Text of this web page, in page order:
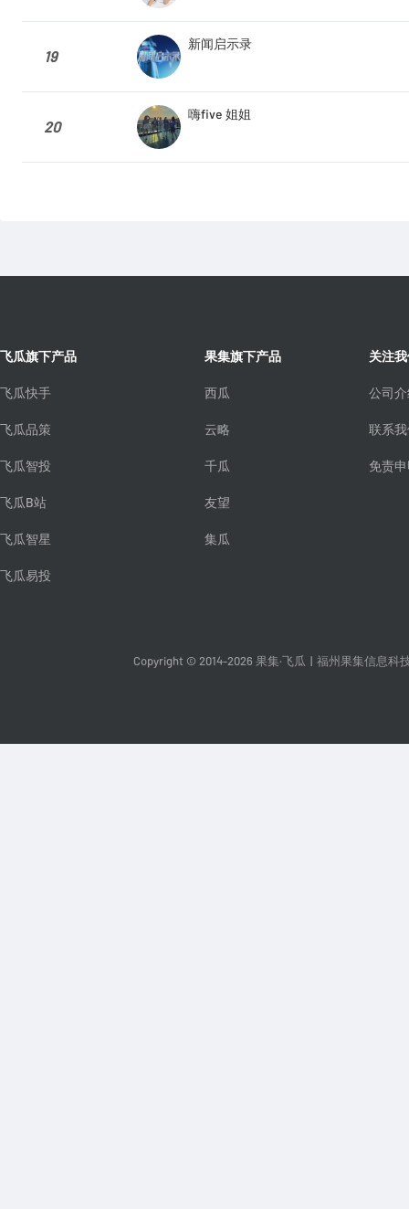
19
新闻启示录
20
嗨five 姐姐
飞瓜旗下产品
飞瓜快手
飞瓜品策
飞瓜智投
飞瓜B站
飞瓜智星
飞瓜易投
果集旗下产品
西瓜
云略
千瓜
友望
集瓜
关注
公司
联系
免责
Copyright © 2014-2026 果集·飞瓜 福州果集信息科